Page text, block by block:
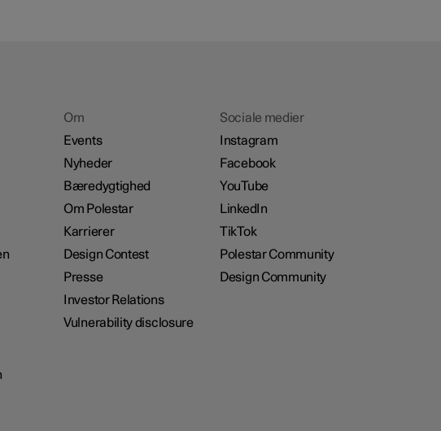
Om
Events
Nyheder
Bæredygtighed
Om Polestar
Karrierer
Design Contest
Presse
Investor Relations
Vulnerability disclosure
Sociale medier
Instagram
Facebook
YouTube
LinkedIn
TikTok
Polestar Community
Design Community